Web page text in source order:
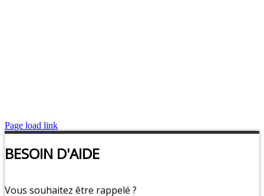
Page load link
BESOIN D'AIDE
Vous souhaitez être rappelé ?